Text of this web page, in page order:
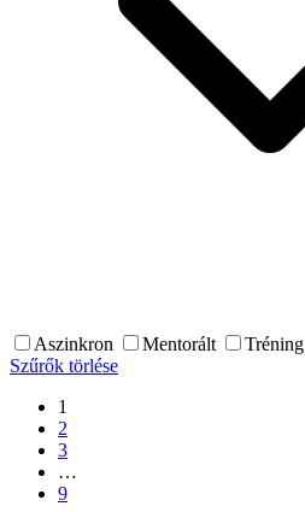
Aszinkron Mentorált
Tréning
Szűrők törlése
1
2
3
…
9